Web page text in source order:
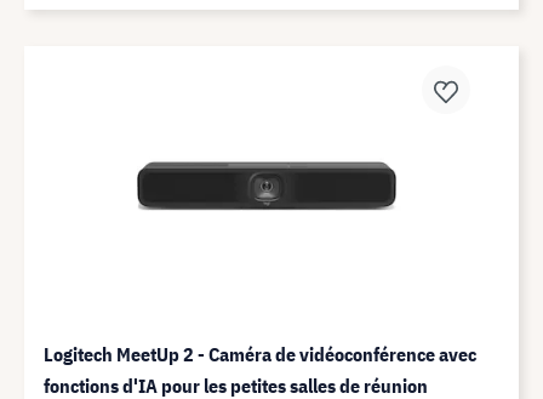
Logitech MeetUp 2 - Caméra de vidéoconférence avec
fonctions d'IA pour les petites salles de réunion